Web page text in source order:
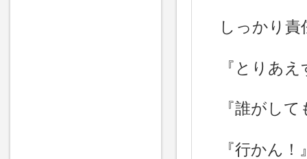
しっかり
『とりあ
『誰がし
『行かん